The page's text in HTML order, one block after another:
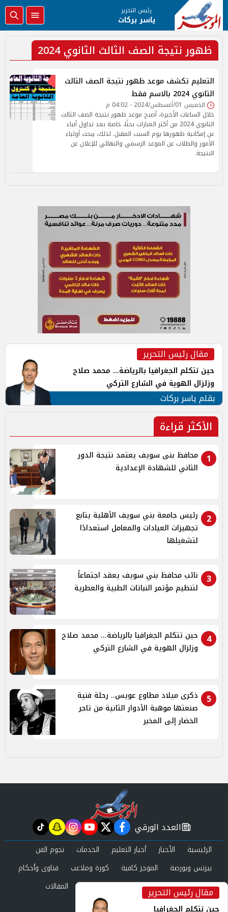
رئيس التحرير
ياسر بركات
ظهور نتيجة الصف الثالث الثانوي 2024
التعليم تكشف موعد ظهور نتيجة الصف الثالث
الثانوي 2024 بالاسم فقط
الخميس 01/أغسطس/2024 - 04:02 م
خلال الساعات الأخيرة، أصبح موعد ظهور نتيجة الصف الثالث
الثانوي 2024 من أكثر العبارات بحثًا، خاصة بعد تداول أنباء
عن إمكانية ظهورها يوم السبت المقبل. لذلك، يبحث أولياء
الأمور والطلاب عن الموعد الرسمي والنهائي للإعلان عن
النتيجة.
مقال رئيس التحرير
حين تتكلم الجغرافيا بالرياضة... محمد صلاح
وزلزال الهوية في الشارع التركي
بقلم ياسر بركات
الأكثر قراءة
1
محافظ بنى سويف يعتمد نتيجة الدور
الثاني للشهادة الإعدادية
2
رئيس جامعة بني سويف الأهلية يتابع
تجهيزات العيادات والمعامل استعدادًا
لتشغيلها
3
نائب محافظ بني سويف يعقد اجتماعاً
لتنظيم مؤتمر النباتات الطبية والعطرية
4
حين تتكلم الجغرافيا بالرياضة... محمد صلاح
وزلزال الهوية في الشارع التركي
5
ذكرى ميلاد مطاوع عويس.. رحلة فنية
صنعتها موهبة الأدوار الثانية من تاجر
الخضار إلى المخبر
مقال رئيس التحرير
حين تتكلم الجغرافيا
newspaper
العدد الورقي facebook
twitter
youtube
instagram
snapchat
tiktok
الرئيسية الأخبار أخبار التعليم الخدمات
نجوم الفن
بيزنس وبورصة
الموجز كافية كورة وملاعب
فتاوى وأحكام
صحة وجمال
عرب وعالم حوادث ومحاكم
المقالات
العدد الورقي